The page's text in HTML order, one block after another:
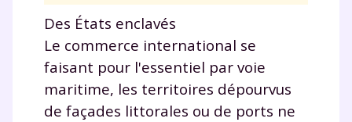
Des États enclavés
Le commerce international se
faisant pour l'essentiel par voie
maritime, les territoires dépourvus
de façades littorales ou de ports ne
Tout le programme scolaire du CP à
la Terminale
Des profs expérimentés disponibles
à la demande par tchat, audio ou
vidéo